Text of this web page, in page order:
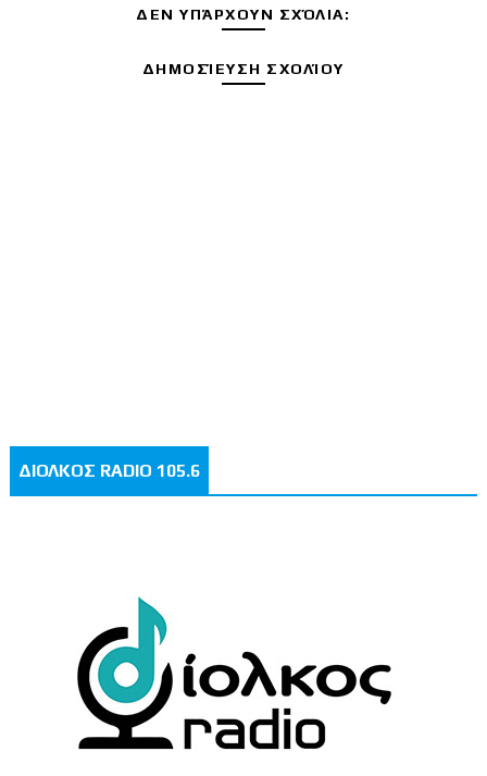
ΔΕΝ ΥΠΆΡΧΟΥΝ ΣΧΌΛΙΑ:
ΔΗΜΟΣΊΕΥΣΗ ΣΧΟΛΊΟΥ
ΔΙΟΛΚΟΣ RADIO 105.6